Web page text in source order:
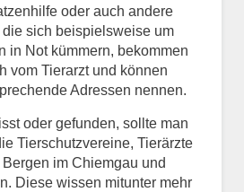
oder auch andere
sich beispielsweise um
in Not kümmern, bekommen
vom Tierarzt und können
Adressen nennen.
oder gefunden, sollte man
Tierschutzvereine, Tierärzte
im Chiemgau und
Diese wissen mitunter mehr